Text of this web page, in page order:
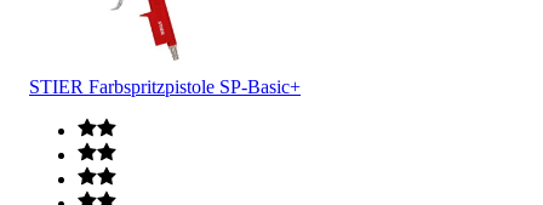
STIER Farbspritzpistole SP-Basic+